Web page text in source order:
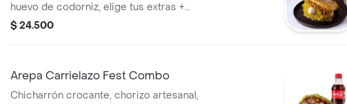
huevo de codorniz, elige tus extras +
bebidas a elegir
$ 24.500
Arepa Carrielazo Fest Combo
Chicharrón crocante, chorizo artesanal,